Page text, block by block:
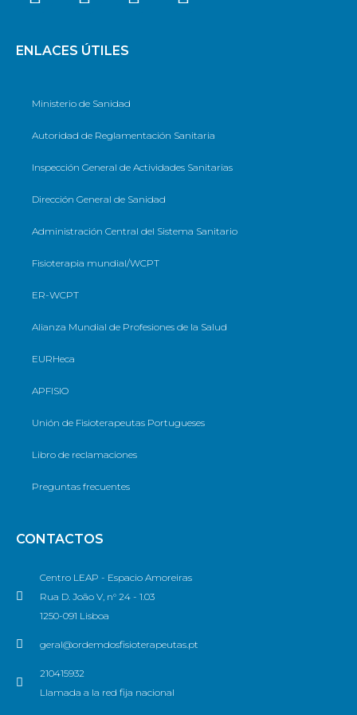
ENLACES ÚTILES
Ministerio de Sanidad
Autoridad de Reglamentación Sanitaria
Inspección General de Actividades Sanitarias
Dirección General de Sanidad
Administración Central del Sistema Sanitario
Fisioterapia mundial/WCPT
ER-WCPT
Alianza Mundial de Profesiones de la Salud
EURHeca
APFISIO
Unión de Fisioterapeutas Portugueses
Libro de reclamaciones
Preguntas frecuentes
CONTACTOS
Centro LEAP - Espacio Amoreiras
Rua D. João V, n° 24 - 1.03
1250-091 Lisboa
geral@ordemdosfisioterapeutas.pt
210415932
Llamada a la red fija nacional